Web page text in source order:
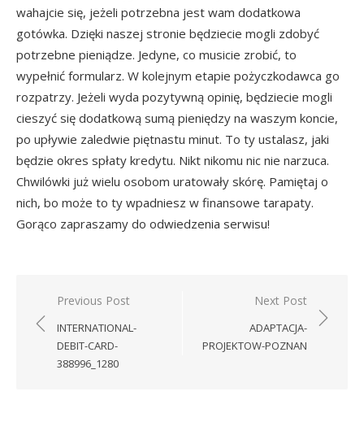
wahajcie się, jeżeli potrzebna jest wam dodatkowa
gotówka. Dzięki naszej stronie będziecie mogli zdobyć
potrzebne pieniądze. Jedyne, co musicie zrobić, to
wypełnić formularz. W kolejnym etapie pożyczkodawca go
rozpatrzy. Jeżeli wyda pozytywną opinię, będziecie mogli
cieszyć się dodatkową sumą pieniędzy na waszym koncie,
po upływie zaledwie piętnastu minut. To ty ustalasz, jaki
będzie okres spłaty kredytu. Nikt nikomu nic nie narzuca.
Chwilówki już wielu osobom uratowały skórę. Pamiętaj o
nich, bo może to ty wpadniesz w finansowe tarapaty.
Gorąco zapraszamy do odwiedzenia serwisu!
Nawigacja
wpisu
Previous Post
INTERNATIONAL-
DEBIT-CARD-
388996_1280
Next Post
ADAPTACJA-
PROJEKTOW-POZNAN